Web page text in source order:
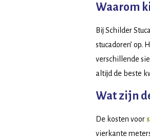
Waarom
Bij Schilder
stucadoren’
verschillende
altijd de beste
Wat zijn
De kosten voor
vierkante